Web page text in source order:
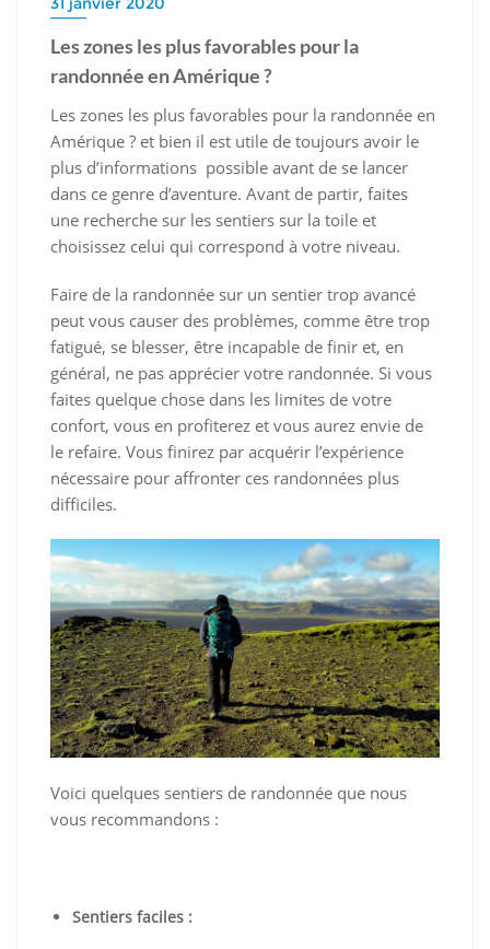
Les zones les plus favorables pour la
randonnée en Amérique ?
Les zones les plus favorables pour la randonnée en
Amérique ? et bien il est utile de toujours avoir le
plus d’informations possible avant de se lancer
dans ce genre d’aventure. Avant de partir, faites
une recherche sur les sentiers sur la toile et
choisissez celui qui correspond à votre niveau.
Faire de la randonnée sur un sentier trop avancé
peut vous causer des problèmes, comme être trop
fatigué, se blesser, être incapable de finir et, en
général, ne pas apprécier votre randonnée. Si vous
faites quelque chose dans les limites de votre
confort, vous en profiterez et vous aurez envie de
le refaire. Vous finirez par acquérir l’expérience
nécessaire pour affronter ces randonnées plus
difficiles.
Voici quelques sentiers de randonnée que nous
vous recommandons :
Sentiers faciles :